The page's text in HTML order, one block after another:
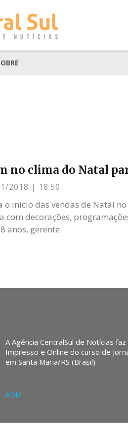
no clima do Natal
2018 18:50
o início das vendas de Natal
com decorações,
anos, gerente
A Agência CentralSul de Notícias
Impresso e Online do curso de
em Santa Maria/RS (Brasil).
ADM